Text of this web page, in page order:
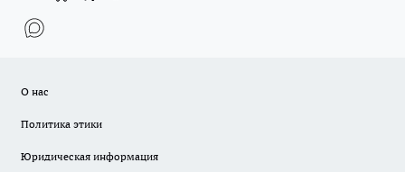
О нас
Политика этики
Юридическая информация